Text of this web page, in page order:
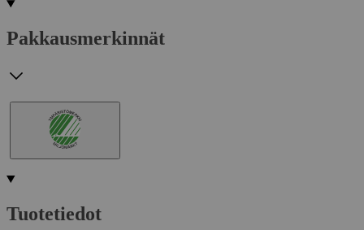
Pakkausmerkinnät
Tuotetiedot